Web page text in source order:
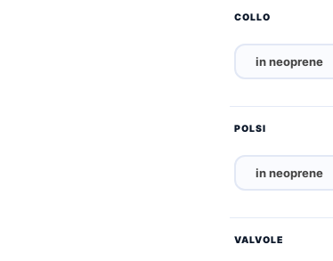
COLLO
in neoprene
POLSI
in neoprene
VALVOLE